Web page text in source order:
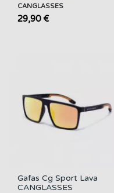
CANGLASSES
29,90 €
Gafas Cg Sport Lava
CANGLASSES